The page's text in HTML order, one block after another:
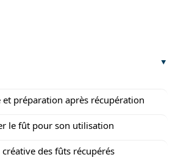
et préparation après récupération
le fût pour son utilisation
des fûts récupérés